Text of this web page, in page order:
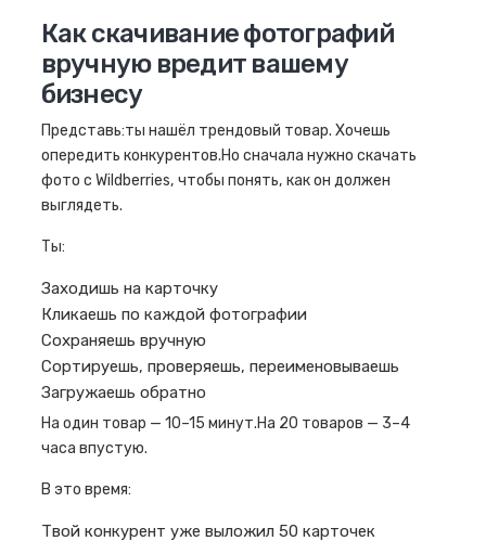
Как скачивание фотографий
вручную вредит вашему
бизнесу
Представь:ты нашёл трендовый товар. Хочешь
опередить конкурентов.Но сначала нужно скачать
фото с Wildberries, чтобы понять, как он должен
выглядеть.
Ты:
Заходишь на карточку
Кликаешь по каждой фотографии
Сохраняешь вручную
Сортируешь, проверяешь, переименовываешь
Загружаешь обратно
На один товар — 10–15 минут.На 20 товаров — 3–4
часа впустую.
В это время:
Твой конкурент уже выложил 50 карточек